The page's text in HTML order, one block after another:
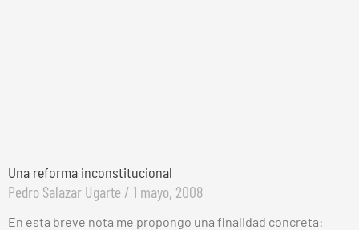
Una reforma inconstitucional
Pedro Salazar Ugarte 1 mayo, 2008
En esta breve nota me propongo una finalidad concreta: